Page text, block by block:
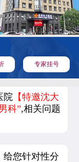
专家挂号
院 【特邀沈大
科”,相关问题
给您针对性分